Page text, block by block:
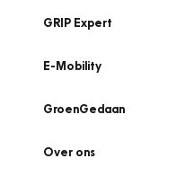
GRIP Expert
E-Mobility
GroenGedaan
Over ons